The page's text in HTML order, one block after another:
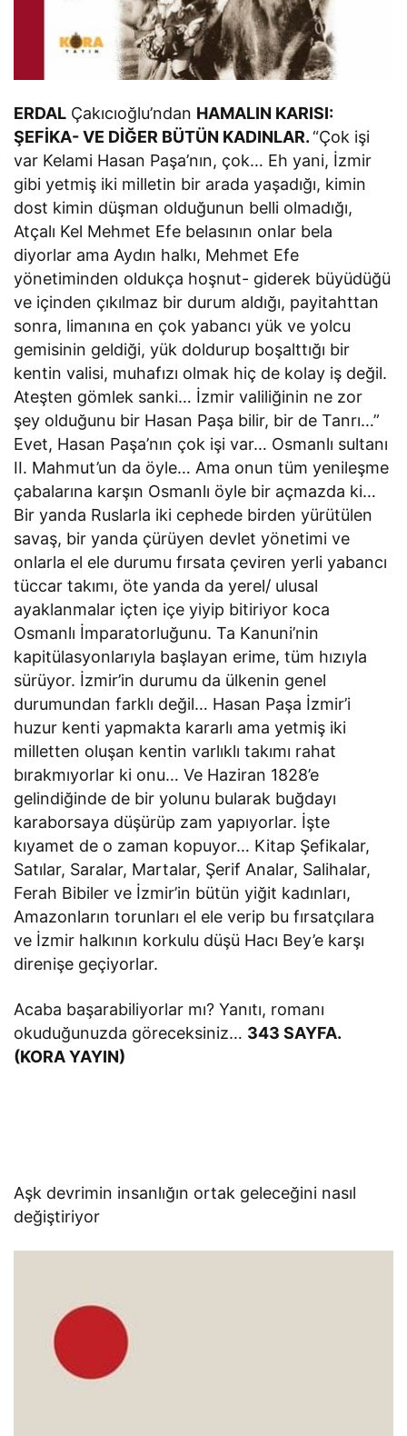
ERDAL Çakıcıoğlu’ndan HAMALIN KARISI:
ŞEFİKA- VE DİĞER BÜTÜN KADINLAR.“Çok işi
var Kelami Hasan Paşa’nın, çok… Eh yani, İzmir
gibi yetmiş iki milletin bir arada yaşadığı, kimin
dost kimin düşman olduğunun belli olmadığı,
Atçalı Kel Mehmet Efe belasının onlar bela
diyorlar ama Aydın halkı, Mehmet Efe
yönetiminden oldukça hoşnut- giderek büyüdüğü
ve içinden çıkılmaz bir durum aldığı, payitahttan
sonra, limanına en çok yabancı yük ve yolcu
gemisinin geldiği, yük doldurup boşalttığı bir
kentin valisi, muhafızı olmak hiç de kolay iş değil.
Ateşten gömlek sanki… İzmir valiliğinin ne zor
şey olduğunu bir Hasan Paşa bilir, bir de Tanrı…”
Evet, Hasan Paşa’nın çok işi var… Osmanlı sultanı
II. Mahmut’un da öyle… Ama onun tüm yenileşme
çabalarına karşın Osmanlı öyle bir açmazda ki…
Bir yanda Ruslarla iki cephede birden yürütülen
savaş, bir yanda çürüyen devlet yönetimi ve
onlarla el ele durumu fırsata çeviren yerli yabancı
tüccar takımı, öte yanda da yerel/ ulusal
ayaklanmalar içten içe yiyip bitiriyor koca
Osmanlı İmparatorluğunu. Ta Kanuni’nin
kapitülasyonlarıyla başlayan erime, tüm hızıyla
sürüyor. İzmir’in durumu da ülkenin genel
durumundan farklı değil… Hasan Paşa İzmir’i
huzur kenti yapmakta kararlı ama yetmiş iki
milletten oluşan kentin varlıklı takımı rahat
bırakmıyorlar ki onu… Ve Haziran 1828’e
gelindiğinde de bir yolunu bularak buğdayı
karaborsaya düşürüp zam yapıyorlar. İşte
kıyamet de o zaman kopuyor… Kitap Şefikalar,
Satılar, Saralar, Martalar, Şerif Analar, Salihalar,
Ferah Bibiler ve İzmir’in bütün yiğit kadınları,
Amazonların torunları el ele verip bu fırsatçılara
ve İzmir halkının korkulu düşü Hacı Bey’e karşı
direnişe geçiyorlar.
Acaba başarabiliyorlar mı? Yanıtı, romanı
okuduğunuzda göreceksiniz… 343 SAYFA.
(KORA YAYIN)
Aşk devrimin insanlığın ortak geleceğini nasıl
değiştiriyor